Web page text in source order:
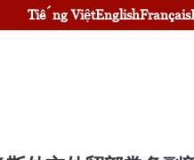
Tiếng ViệtEnglishFrançais